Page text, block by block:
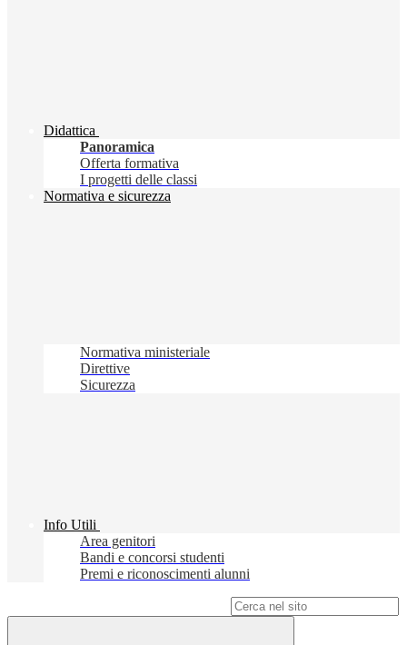
Didattica
Panoramica
Offerta formativa
I progetti delle classi
Normativa e sicurezza
Normativa ministeriale
Direttive
Sicurezza
Info Utili
Area genitori
Bandi e concorsi studenti
Premi e riconoscimenti alunni